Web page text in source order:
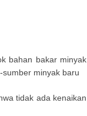
bahan bakar minyak
minyak baru
tidak ada kenaikan